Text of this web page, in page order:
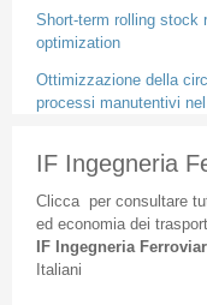
Short-term rolling stock
optimization
Ottimizzazione della
processi manutentivi
IF Ingegneria
Cliccaper consultare
ed economia dei
IF Ingegneria
Italiani